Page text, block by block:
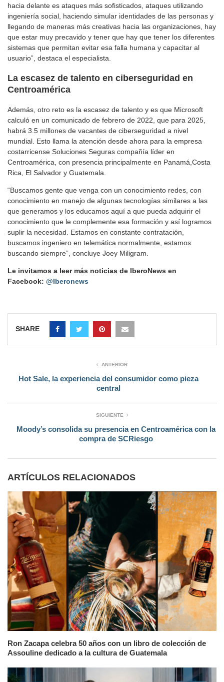
hacia delante es ataques más sofisticados, ataques utilizando
ingeniería social, haciendo simular identidades de las personas y
llegando de maneras más creativas hacia las organizaciones, hay
que estar muy precavido y tener que hay que tener los diferentes
sistemas que permitan evitar esa falla humana y capacitar al
usuario”, destaca el especialista.
La escasez de talento en ciberseguridad en
Centroamérica
Además, otro reto es la escasez de talento y es que Microsoft
calculó en un comunicado de febrero de 2022, que para 2025,
habrá 3.5 millones de vacantes de ciberseguridad a nivel
mundial. Esto llama la atención desde ahora para la empresa
costarricense Soluciones Seguras compañía líder en
Centroamérica, con presencia principalmente en Panamá,Costa
Rica, El Salvador y Guatemala.
“Buscamos gente que venga con un conocimiento redes, con
conocimiento en manejo de algunas tecnologías similares a las
que generamos y los educamos aquí a que pueda adquirir el
conocimiento que le complemente esa formación y así logramos
suplir la necesidad. Estamos en constante contratación,
buscamos ingeniero en telemática normalmente, estamos
buscando siempre”, concluye Joey Miligram.
Le invitamos a leer más noticias de IberoNews en
Facebook: @Iberonews
SHARE
ANTERIOR
Hot Sale, la experiencia del consumidor como pieza
central
SIGUIENTE
Moody’s consolida su presencia en Centroamérica con la
compra de SCRiesgo
ARTÍCULOS RELACIONADOS
Ron Zacapa celebra 50 años con un libro de colección de
Assouline dedicado a la cultura de Guatemala